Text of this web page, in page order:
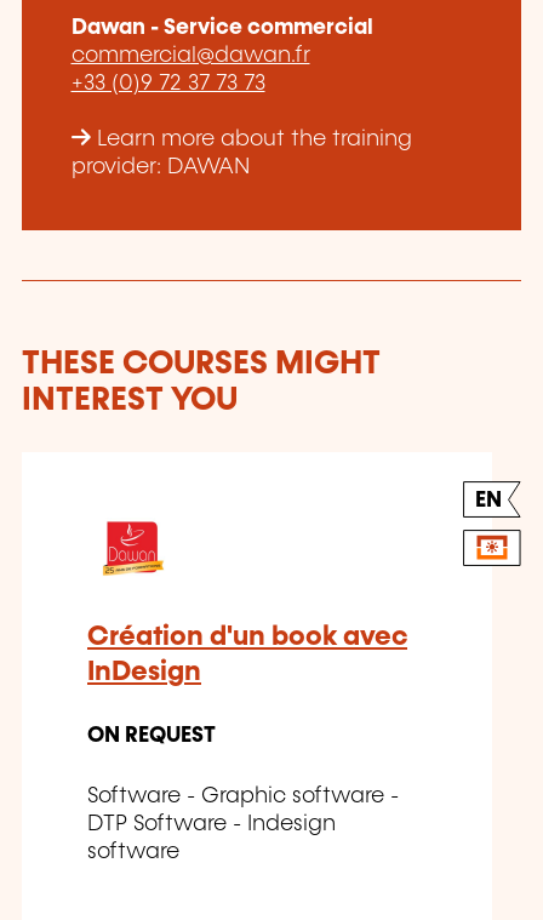
Dawan - Service commercial
commercial@dawan.fr
+33 (0)9 72 37 73 73
Learn more about the training
provider: DAWAN
THESE COURSES MIGHT
INTEREST YOU
EN
Création d'un book avec
InDesign
ON REQUEST
Software - Graphic software -
DTP Software - Indesign
software